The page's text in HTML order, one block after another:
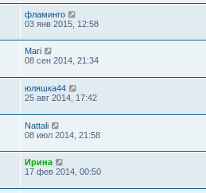
фламинго
03 янв 2015, 12:58
Mari
08 сен 2014, 21:34
юляшка44
25 авг 2014, 17:42
Nattali
08 июл 2014, 21:58
Ирина
17 фев 2014, 00:50